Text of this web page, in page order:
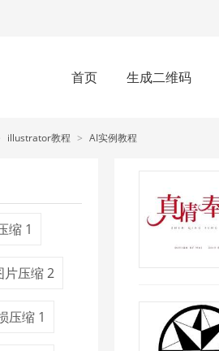
首页 生成二维码
illustrator教程 > AI实例教程
缩 1
片压缩2
压缩 1